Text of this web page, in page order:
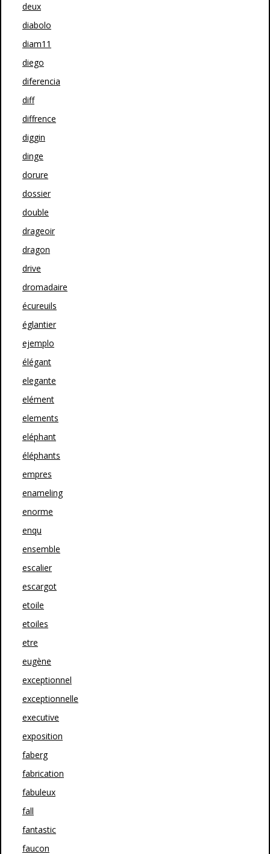
deux
diabolo
diam11
diego
diferencia
diff
diffrence
diggin
dinge
dorure
dossier
double
drageoir
dragon
drive
dromadaire
écureuils
églantier
ejemplo
élégant
elegante
elément
elements
eléphant
éléphants
empres
enameling
enorme
enqu
ensemble
escalier
escargot
etoile
etoiles
etre
eugène
exceptionnel
exceptionnelle
executive
exposition
faberg
fabrication
fabuleux
fall
fantastic
faucon